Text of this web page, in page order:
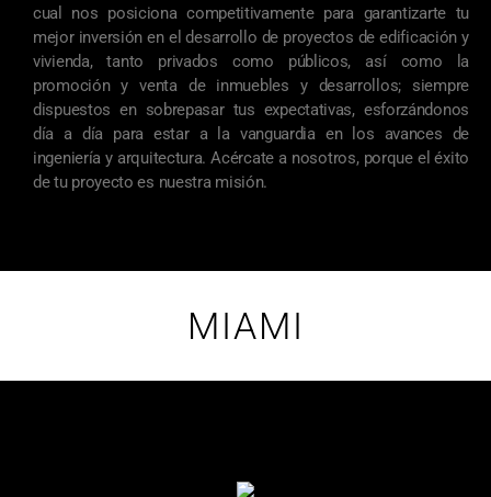
cual nos posiciona competitivamente para garantizarte tu
mejor inversión en el desarrollo de proyectos de edificación y
vivienda, tanto privados como públicos, así como la
promoción y venta de inmuebles y desarrollos; siempre
dispuestos en sobrepasar tus expectativas, esforzándonos
día a día para estar a la vanguardia en los avances de
ingeniería y arquitectura. Acércate a nosotros, porque el éxito
de tu proyecto es nuestra misión.
MIAMI